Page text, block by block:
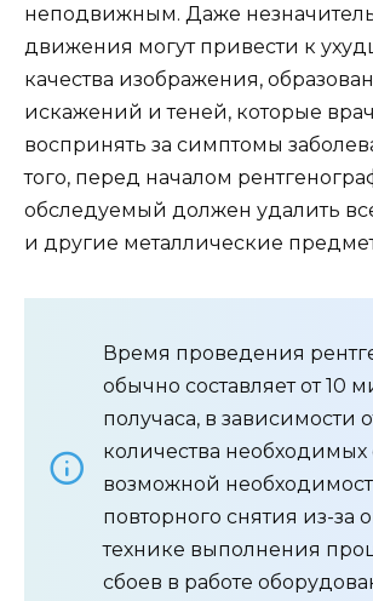
неподвижным. Даже
движения могут привести к
качества изображения,
искажений и теней, которые
воспринять за симптомы
того, перед началом
обследуемый должен удалить
и другие металлические
Время проведения
обычно составляет от 10
получаса, в зависимости
количества
возможной
повторного снятия из-за
технике выполнения
сбоев в работе